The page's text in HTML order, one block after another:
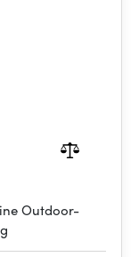
Outdoor-